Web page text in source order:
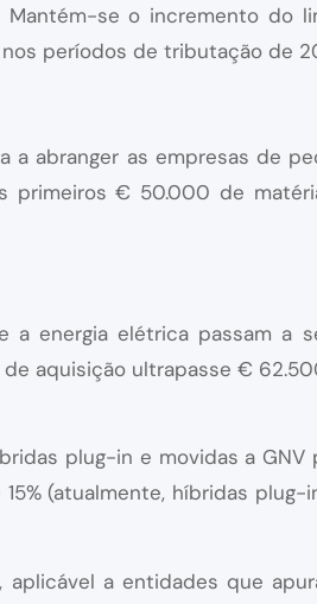
se o incremento do
períodos de tributação de
a abranger as empresas de
primeiros € 50.000 de
a energia elétrica passam a
aquisição ultrapasse €
plug-in e movidas a
(atualmente, híbridas plug-
a entidades que